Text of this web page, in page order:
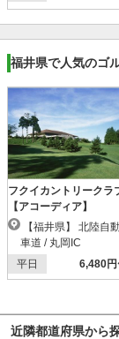
福井県で人気のゴ
フクイカントリークラ
【アコーディア】
車道 / 丸岡IC
平日
6,480円
近隣都道府県から